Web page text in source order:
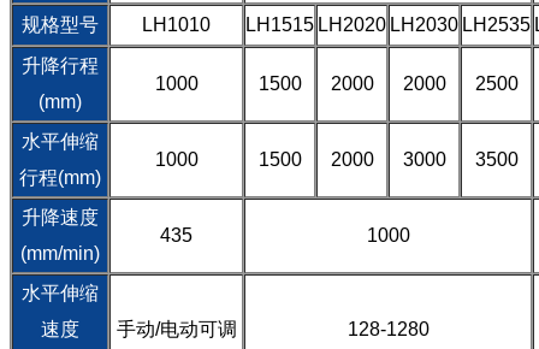
规格型号 LH1010 LH1515 LH2020 LH2030 LH2535
升降行程
(mm)
1000 1500 2000 2000 2500
水平伸缩
行程(mm)
1000 1500 2000 3000 3500
升降速度
(mm/min)
435 1000
水平伸缩
速度
手动/电动可调 128-1280